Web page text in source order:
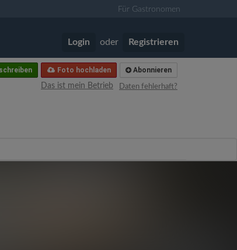
Für Gastronomen
Login oder Registrieren
Abonnieren
Foto hochladen
Daten fehlerhaft?
Das ist mein Betrieb